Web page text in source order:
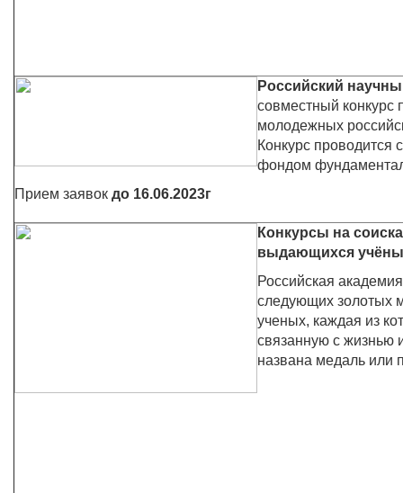
Российский
совместный конкурс
молодежных
Конкурс проводится
фондом
Прием заявок до 16.06.2023г
Конкурсы на
выдающихся
Российская
следующих золотых
ученых, каждая из
связанную с жизнью
названа медаль или